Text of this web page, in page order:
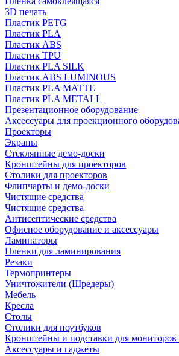
3D печать
Пластик PETG
Пластик PLA
Пластик ABS
Пластик TPU
Пластик PLA SILK
Пластик ABS LUMINOUS
Пластик PLA MATTE
Пластик PLA METALL
Презентационное оборудование
Аксессуары для проекционного
Проекторы
Экраны
Стеклянные демо-доски
Кронштейны для проекторов
Столики для проекторов
Флипчарты и демо-доски
Чистящие средства
Чистящие средства
Антисептические средства
Офисное оборудование и аксессуары
Ламинаторы
Пленки для ламинирования
Резаки
Термопринтеры
Уничтожители (Шредеры)
Мебель
Кресла
Столы
Столики для ноутбуков
Кронштейны и подставки для мониторов
Аксессуары и гаджеты